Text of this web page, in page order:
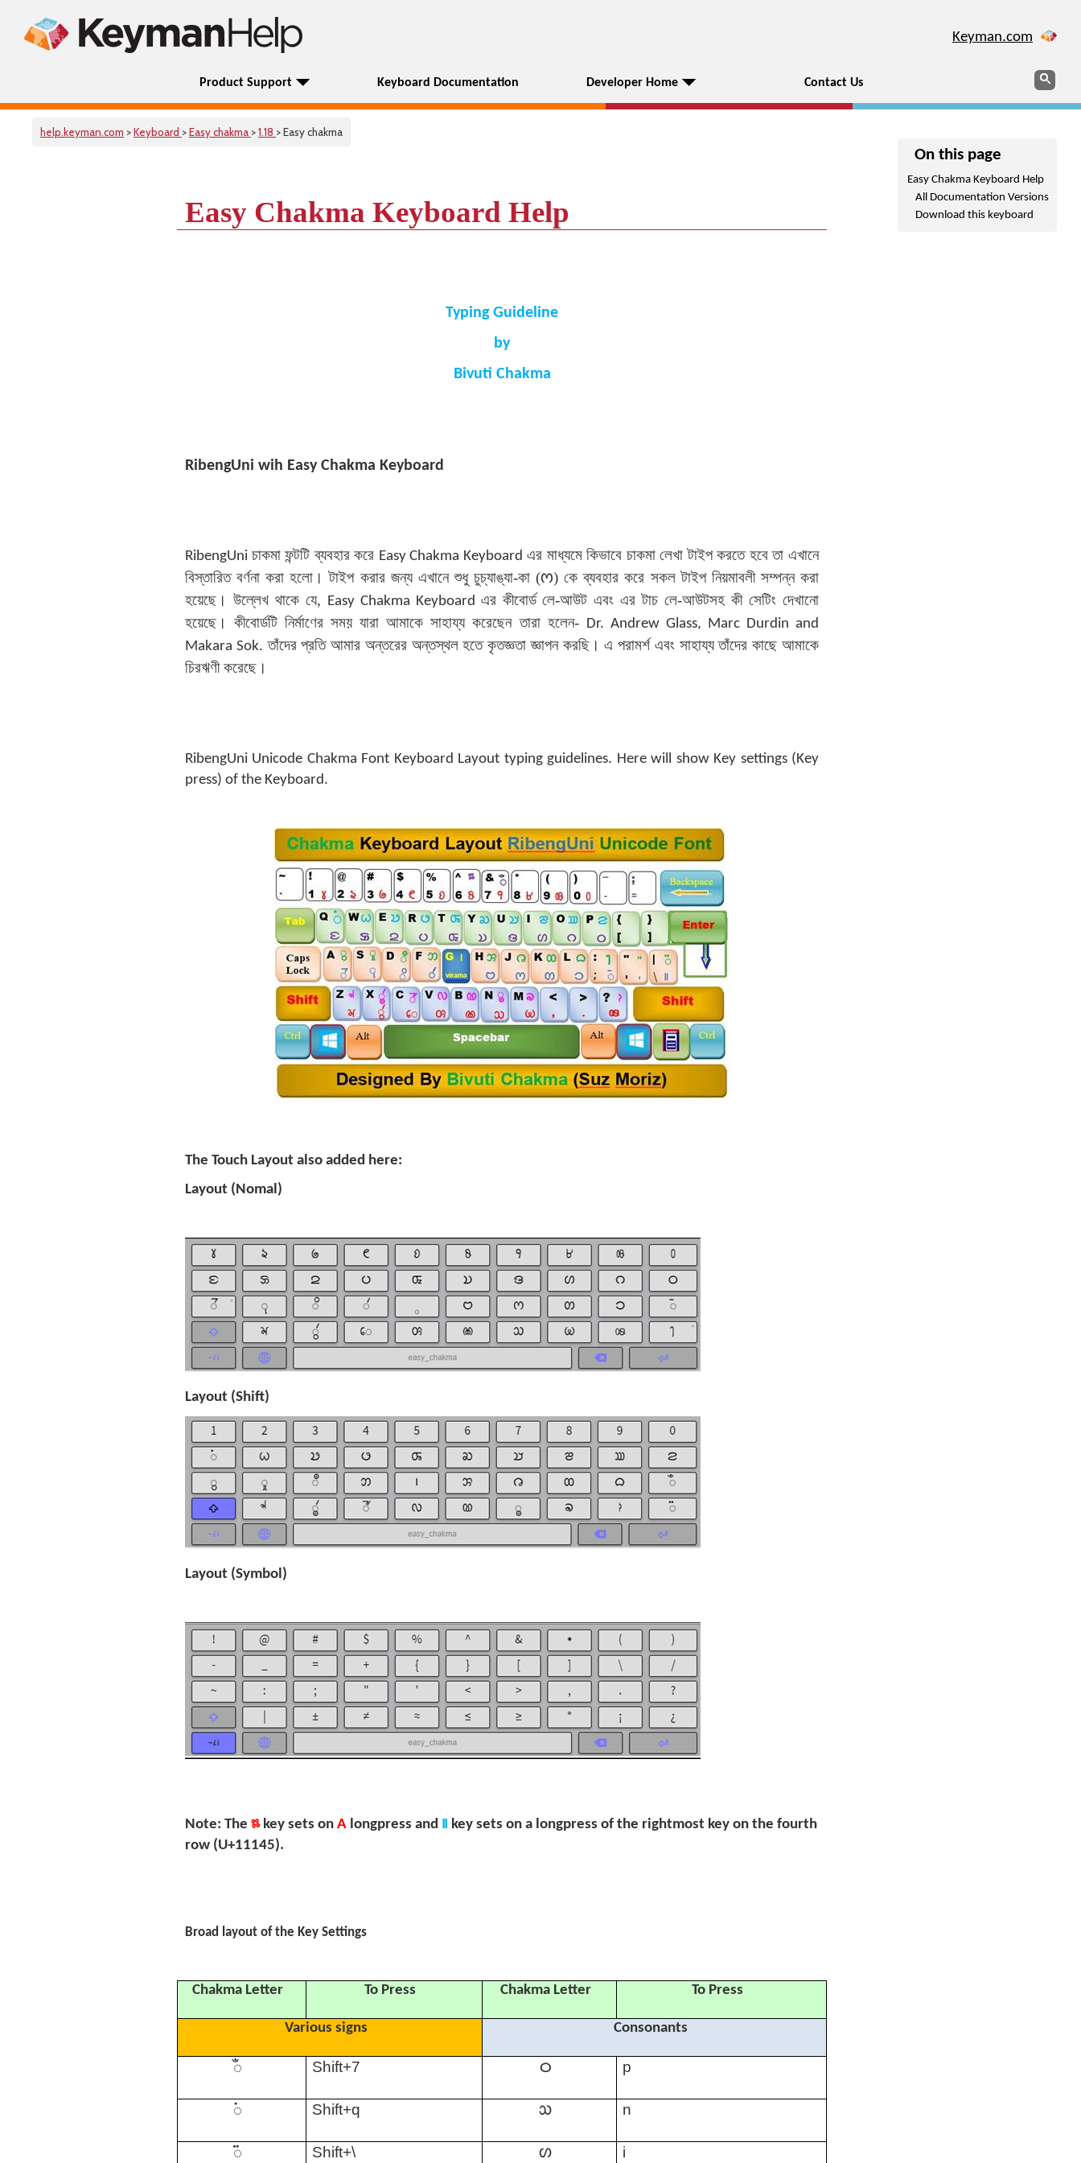
Keyman.com
Product Support Keyboard Documentation Developer Home Contact Us Search
help.keyman.com >Keyboard >Easy chakma >1.18 > Easy chakma
On this page
Easy Chakma Keyboard Help
All Documentation Versions
Download this keyboard
Easy Chakma Keyboard Help
Typing Guideline
by
Bivuti Chakma
RibengUni wih Easy Chakma Keyboard
RibengUni চাকমা ফন্টটি ব্যবহার করে Easy Chakma Keyboard এর মাধ্যমে কিভাবে চাকমা লেখা টাইপ করতে হবে তা এখানে
বিস্তারিত বর্ণনা করা হলো। টাইপ করার জন্য এখানে শুধু চুচ্যাঙ্যা-কা (𑄇) কে ব্যবহার করে সকল টাইপ নিয়মাবলী সম্পন্ন করা
হয়েছে। উল্লেখ থাকে যে, Easy Chakma Keyboard এর কীবোর্ড লে-আউট এবং এর টাচ লে-আউটসহ কী সেটিং দেখানো
হয়েছে। কীবোর্ডটি নির্মাণের সময় যারা আমাকে সাহায্য করেছেন তারা হলেন- Dr. Andrew Glass, Marc Durdin and
Makara Sok. তাঁদের প্রতি আমার অন্তরের অন্তস্থল হতে কৃতজ্ঞতা জ্ঞাপন করছি। এ পরামর্শ এবং সাহায্য তাঁদের কাছে আমাকে
চিরঋণী করেছে।
RibengUni Unicode Chakma Font Keyboard Layout typing guidelines. Here will show Key settings (Key
press) of the Keyboard.
The Touch Layout also added here:
Layout (Nomal)
Layout (Shift)
Layout (Symbol)
Note: The 𑅀 key sets on A longpress and 𑅂 key sets on a longpress of the rightmost key on the fourth
row (U+11145).
Broad layout of the Key Settings
Chakma Letter To Press Chakma Letter To Press
Various signs Consonants
𑄀 Shift+7 𑄤 p
𑄁 Shift+q 𑄥 n
𑄂 Shift+\ 𑄦 i